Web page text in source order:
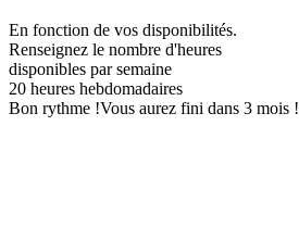
En fonction de vos disponibilités.
Renseignez le nombre d'heures
disponibles par semaine
20 heures hebdomadaires
Bon rythme !Vous aurez fini dans 3 mois !